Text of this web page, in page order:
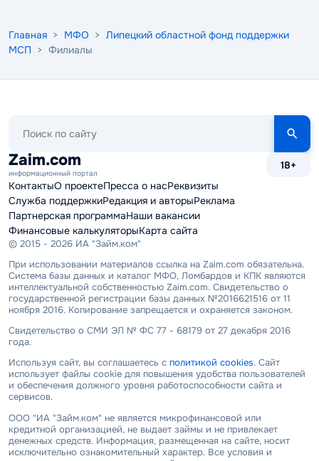
Главная > МФО > Липецкий областной фонд поддержки
МСП > Филиалы
сайту
Zaim.com
информационный портал
18+
КонтактыО проектеПресса о насРеквизиты
Служба поддержкиРедакция и авторыРеклама
Партнерская программаНаши вакансии
Финансовые калькуляторыКарта сайта
© 2015 - 2026 ИА "Займ.ком"
При использовании материалов ссылка на Zaim.com обязательна.
Система базы данных и каталог МФО, Ломбардов и КПК являются
интеллектуальной собственностью Zaim.com. Свидетельство о
государственной регистрации базы данных №2016621516 от 11
ноября 2016. Копирование запрещается и охраняется законом.
Свидетельство о СМИ ЭЛ № ФС 77 - 68179 от 27 декабря 2016
года.
Используя сайт, вы соглашаетесь с политикой cookies. Сайт
использует файлы cookie для повышения удобства пользователей
и обеспечения должного уровня работоспособности сайта и
сервисов.
ООО "ИА "Займ.ком" не является микрофинансовой или
кредитной организацией, не выдает займы и не привлекает
денежных средств. Информация, размещенная на сайте, носит
исключительно ознакомительный характер. Все условия и